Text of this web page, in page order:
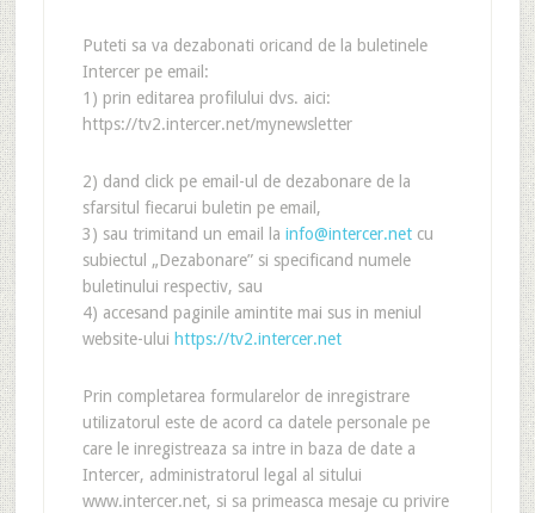
Puteti sa va dezabonati oricand de la buletinele
Intercer pe email:
1) prin editarea profilului dvs. aici:
https://tv2.intercer.net/mynewsletter
2) dand click pe email-ul de dezabonare de la
sfarsitul fiecarui buletin pe email,
3) sau trimitand un email la info@intercer.netcu
subiectul „Dezabonare” si specificand numele
buletinului respectiv, sau
4) accesand paginile amintite mai sus in meniul
website-ului https://tv2.intercer.net
Prin completarea formularelor de inregistrare
utilizatorul este de acord ca datele personale pe
care le inregistreaza sa intre in baza de date a
Intercer, administratorul legal al sitului
www.intercer.net, si sa primeasca mesaje cu privire